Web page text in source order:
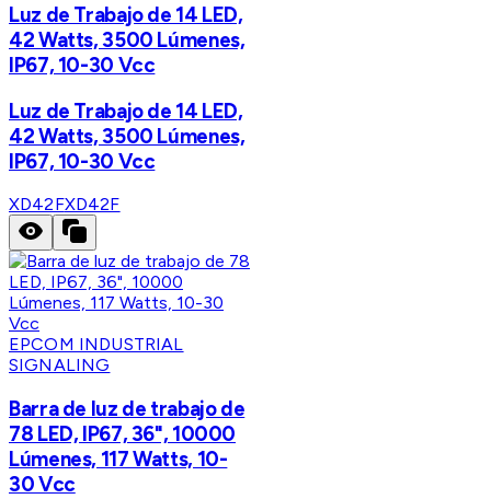
Luz de Trabajo de 14 LED,
42 Watts, 3500 Lúmenes,
IP67, 10-30 Vcc
Luz de Trabajo de 14 LED,
42 Watts, 3500 Lúmenes,
IP67, 10-30 Vcc
XD42FXD42F
EPCOM INDUSTRIAL
SIGNALING
Barra de luz de trabajo de
78 LED, IP67, 36", 10000
Lúmenes, 117 Watts, 10-
30 Vcc